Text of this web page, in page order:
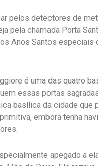
pelos detectores de
pela chamada Porta
Anos Santos especiais
é uma das quatro
essas portas
basílica da cidade que
embora tenha
apegado a